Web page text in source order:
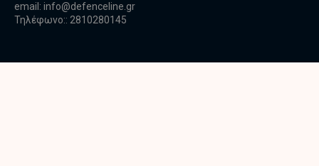
email: info@defenceline.gr
Τηλέφωνο:: 2810280145